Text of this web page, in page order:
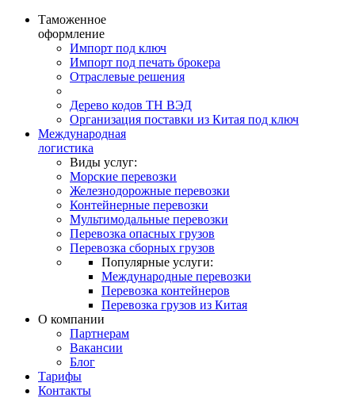
Таможенное
оформление
Импорт под ключ
Импорт под печать брокера
Отраслевые решения
Дерево кодов ТН ВЭД
Организация поставки из Китая под ключ
Международная
логистика
Виды услуг:
Морские перевозки
Железнодорожные перевозки
Контейнерные перевозки
Мультимодальные перевозки
Перевозка опасных грузов
Перевозка сборных грузов
Популярные услуги:
Международные перевозки
Перевозка контейнеров
Перевозка грузов из Китая
О компании
Партнерам
Вакансии
Блог
Тарифы
Контакты